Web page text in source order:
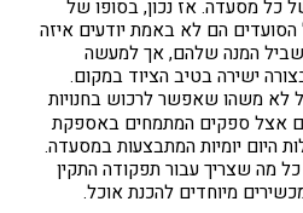
כל מסעדה. אז נכון, בסופו של
הם לא באמת יודעים איזה
המנה שלהם, אך למעשה
ישירה בטיב הציוד במקום.
לא משהו שאפשר לרכוש בחנויות
אצל ספקים המתמחים באספקת
היום יומיות המתבצעות במסעדה.
מה שצריך עבור תפקודה התקין
מיוחדים להכנת אוכל.